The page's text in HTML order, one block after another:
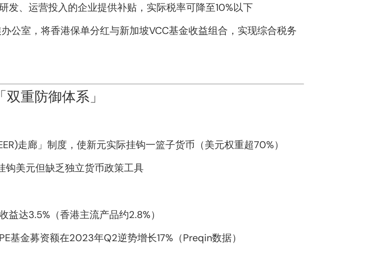
发、运营投入的企业提供补贴，实际税率可降至10%以下
公室，将香港保单分红与新加坡VCC基金收益组合，实现综合税务
重防御体系」
走廊」制度，使新元实际挂钩一篮子货币（美元权重超70%）
美元但缺乏独立货币政策工具
益达3.5%（香港主流产品约2.8%）
基金募资额在2023年Q2逆势增长17%（Preqin数据）